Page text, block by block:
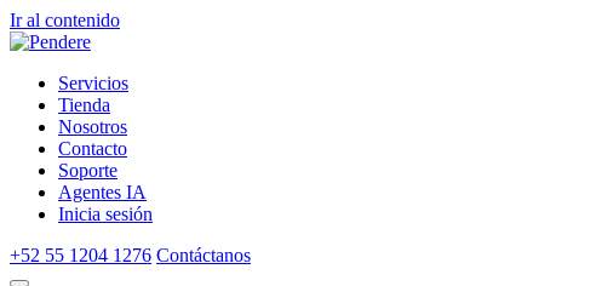
Ir al contenido
Servicios
Tienda
Nosotros
Contacto
Soporte
Agentes IA
Inicia sesión
+52 55 1204 1276 Contáctanos